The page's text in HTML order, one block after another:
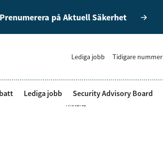
Prenumerera på Aktuell Säkerhet
Lediga jobb Tidigare nummer
Lediga jobb Security Advisory Board
ANNONS